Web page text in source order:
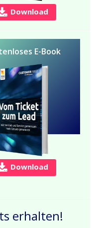
Download
E-Book
Download
erhalten!